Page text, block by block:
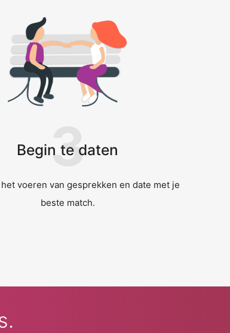
Begin te daten
3
voeren van gesprekken en date met je
beste match.